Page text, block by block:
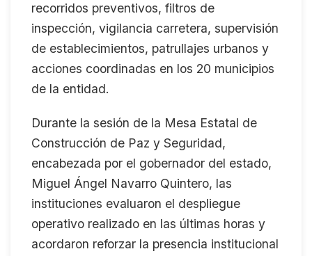
recorridos preventivos, filtros de
inspección, vigilancia carretera, supervisión
de establecimientos, patrullajes urbanos y
acciones coordinadas en los 20 municipios
de la entidad.
Durante la sesión de la Mesa Estatal de
Construcción de Paz y Seguridad,
encabezada por el gobernador del estado,
Miguel Ángel Navarro Quintero, las
instituciones evaluaron el despliegue
operativo realizado en las últimas horas y
acordaron reforzar la presencia institucional